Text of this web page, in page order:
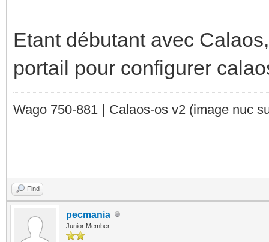
Etant débutant avec
portail pour configurer
Wago 750-881 | Calaos-os v2 (image nuc
Find
pecmania
Junior Member